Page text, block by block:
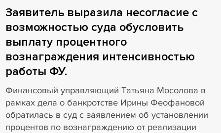
Заявитель выразила несогласие с
возможностью суда обусловить
выплату процентного
вознаграждения интенсивностью
работы ФУ.
Финансовый управляющий Татьяна Мосолова в
рамках дела о банкротстве Ирины Феофановой
обратилась в суд с заявлением об установлении
процентов по вознаграждению от реализации